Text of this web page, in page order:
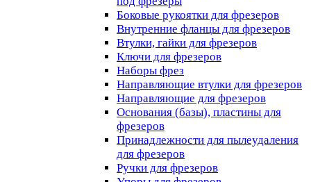
Боковые рукоятки для фрезеров
Внутренние фланцы для фрезеров
Втулки, гайки для фрезеров
Ключи для фрезеров
Наборы фрез
Направляющие втулки для фрезеров
Направляющие для фрезеров
Основания (базы), пластины для
фрезеров
Принадлежности для пылеудаления
для фрезеров
Ручки для фрезеров